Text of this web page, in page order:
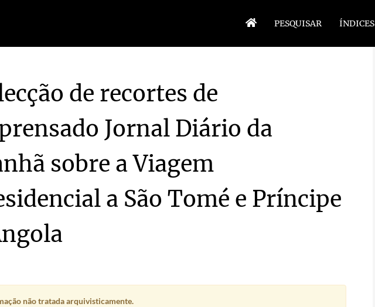
PESQUISAR ÍNDICES
1941
1941-10-15
a Viagem Presidencial a São Tomé e Príncipe e Angola 1938
a Viagem Presidencial a São Tomé e Príncipe e Angola
Presidencial a São Tomé e Príncipe e Angola
a Viagem Presidencial a São Tomé e Príncipe e Angola
a Viagem Presidencial a São Tomé e Príncipe e Angola
do governo geral
Portuguese Republic and Madame Carmona
de recortes de
Jornal Diário da
sobre a Viagem
a São Tomé e Príncipe
não tratada arquivisticamente.